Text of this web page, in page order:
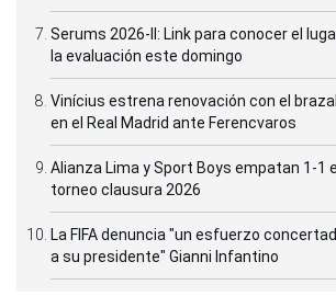
Serums 2026-II: Link para conocer el
la evaluación este domingo
Vinícius estrena renovación con el
en el Real Madrid ante Ferencvaros
Alianza Lima y Sport Boys empatan 1-1
torneo clausura 2026
La FIFA denuncia "un esfuerzo
a su presidente" Gianni Infantino